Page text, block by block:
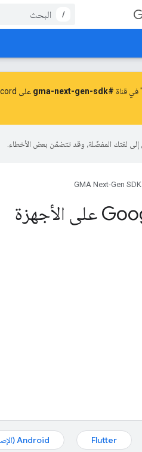
/
#gma-next-gen-sdk
GMA Next-Gen
إعداد الجيل التالي من SDK لإعلانات Google على الأجهزة
Flutter Android (الإصدار القديم)